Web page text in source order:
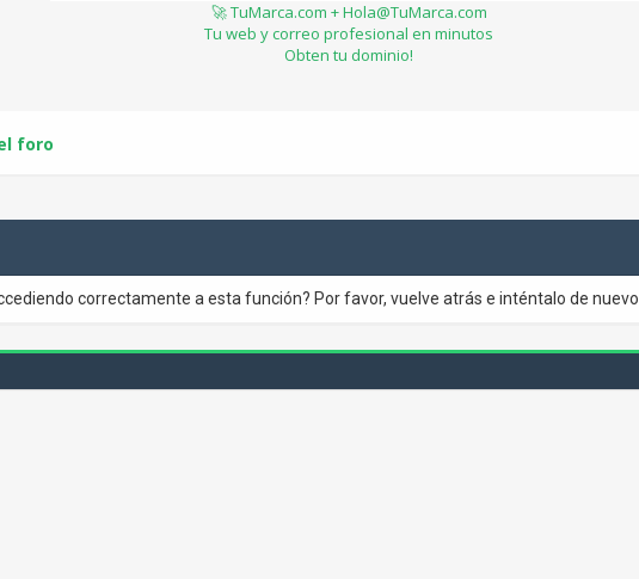
🚀 TuMarca.com + Hola@TuMarca.com
Tu web y correo profesional en minutos
Obten tu dominio!
foro
correctamente a esta función? Por favor, vuelve atrás e inténtalo de nuevo.